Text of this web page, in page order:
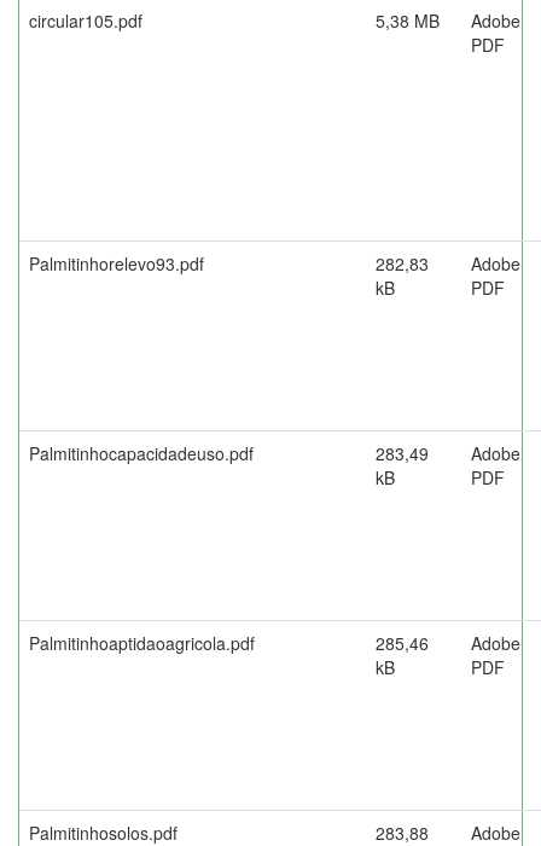
circular105.pdf
5,38 MB
Adobe
PDF
Palmitinhorelevo93.pdf
282,83
kB
Adobe
PDF
Palmitinhocapacidadeuso.pdf
283,49
kB
Adobe
PDF
Palmitinhoaptidaoagricola.pdf
285,46
kB
Adobe
PDF
Palmitinhosolos.pdf
283,88
Adobe